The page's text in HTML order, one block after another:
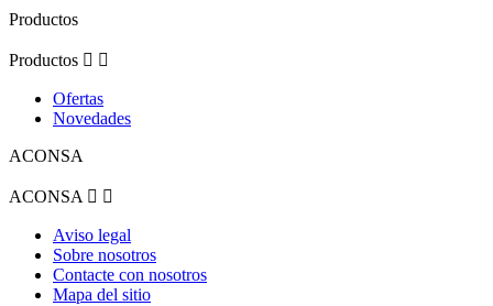
Productos
Productos  
Ofertas
Novedades
ACONSA
ACONSA  
Aviso legal
Sobre nosotros
Contacte con nosotros
Mapa del sitio